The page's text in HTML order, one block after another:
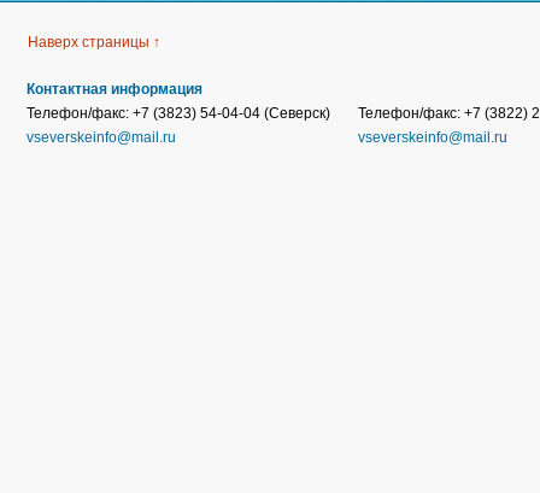
Наверх страницы ↑
Контактная информация
Телефон/факс: +7 (3823) 54-04-04 (Северск)
vseverskeinfo@mail.ru
Телефон/факс: +7 (3822)
vseverskeinfo@mail.ru